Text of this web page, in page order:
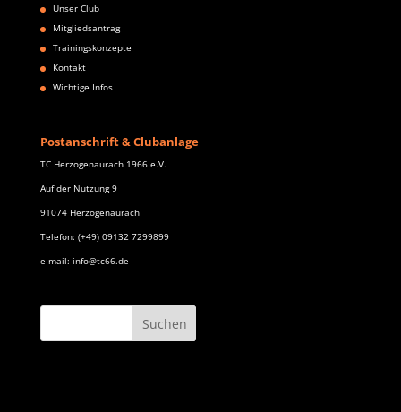
Unser Club
Mitgliedsantrag
Trainingskonzepte
Kontakt
Wichtige Infos
Postanschrift & Clubanlage
TC Herzogenaurach 1966 e.V.
Auf der Nutzung 9
91074 Herzogenaurach
Telefon: (+49) 09132 7299899
e-mail: info@tc66.de